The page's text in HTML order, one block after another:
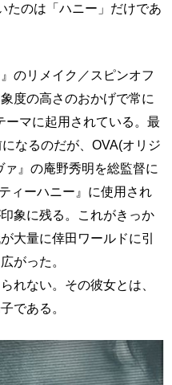
たのは「ハニー」だけであ
のリメイク／スピンオフ
度の高さのおかげで常に
ーマに起用されている。最
なるのだが、OVA(オリジ
』の庵野秀明を総監督に
ィーハニー』に使用され
象に残る。これがきっか
大量に倖田ワールドに引
がった。
れない。その彼女とは、
である。